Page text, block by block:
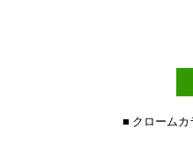
■ クロームカ